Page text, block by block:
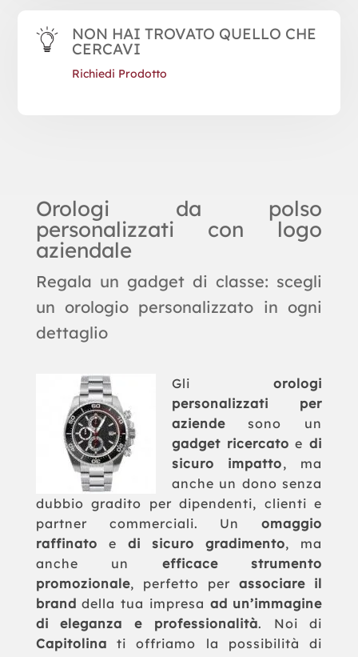
NON HAI TROVATO QUELLO CHE
CERCAVI
Richiedi Prodotto
Orologi da polso
personalizzati con logo
aziendale
Regala un gadget di classe: scegli
un orologio personalizzato in ogni
dettaglio
Gliorologi
personalizzati per
aziendesono un
gadget ricercato edi
sicuro impatto, ma
anche un dono senza
dubbio gradito per dipendenti, clienti e
partner commerciali. Unomaggio
raffinato e di sicuro gradimento, ma
anche un efficace strumento
promozionale, perfetto perassociare il
brand della tua impresa ad un’immagine
di eleganza e professionalità. Noi di
Capitolina ti offriamo la possibilità di